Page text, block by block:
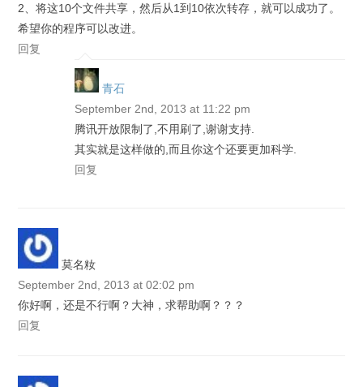
2、将这10个文件共享，然后从1到10依次转存，就可以成功了。
希望你的程序可以改进。
回复
青石
September 2nd, 2013 at 11:22 pm
腾讯开放限制了,不用刷了,谢谢支持.
其实就是这样做的,而且你这个还要更加科学.
回复
莫名籹
September 2nd, 2013 at 02:02 pm
你好啊，还是不行啊？大神，求帮助啊？？？
回复